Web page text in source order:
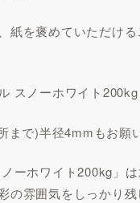
紙を褒めていただけ
スノーホワイト200kg
まで)半径4mmもお願
ノーホワイト200kg」
の雰囲気をしっかり